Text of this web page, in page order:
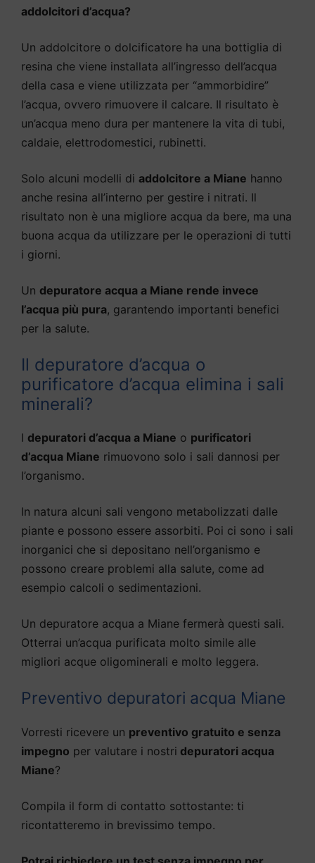
addolcitori d’acqua?
Un addolcitore o dolcificatore ha una bottiglia di
resina che viene installata all’ingresso dell’acqua
della casa e viene utilizzata per “ammorbidire”
l’acqua, ovvero rimuovere il calcare. Il risultato è
un’acqua meno dura per mantenere la vita di tubi,
caldaie, elettrodomestici, rubinetti.
Solo alcuni modelli di addolcitore a Miane hanno
anche resina all’interno per gestire i nitrati. Il
risultato non è una migliore acqua da bere, ma una
buona acqua da utilizzare per le operazioni di tutti
i giorni.
Un depuratore acqua a Miane rende invece
l’acqua più pura, garantendo importanti benefici
per la salute.
Il depuratore d’acqua o
purificatore d’acqua elimina i sali
minerali?
I depuratori d’acqua a Miane o purificatori
d’acqua Miane rimuovono solo i sali dannosi per
l’organismo.
In natura alcuni sali vengono metabolizzati dalle
piante e possono essere assorbiti. Poi ci sono i sali
inorganici che si depositano nell’organismo e
possono creare problemi alla salute, come ad
esempio calcoli o sedimentazioni.
Un depuratore acqua a Miane fermerà questi sali.
Otterrai un’acqua purificata molto simile alle
migliori acque oligominerali e molto leggera.
Preventivo depuratori acqua Miane
Vorresti ricevere un preventivo gratuito e senza
impegno per valutare i nostri depuratori acqua
Miane?
Compila il form di contatto sottostante: ti
ricontatteremo in brevissimo tempo.